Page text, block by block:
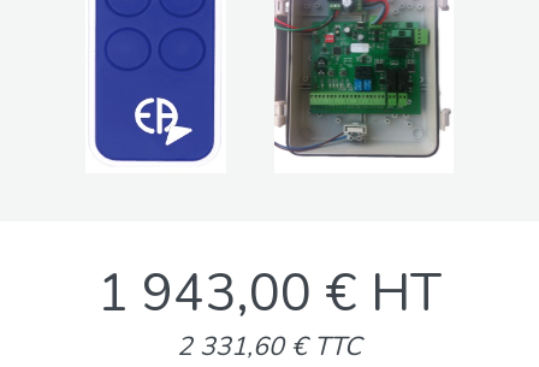
1 943,00 € HT
2 331,60 € TTC